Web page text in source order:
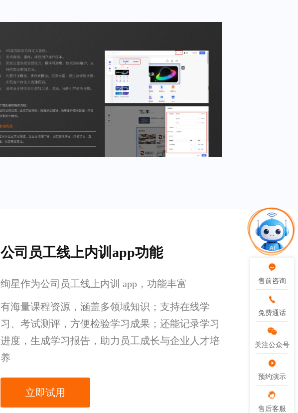
售前咨询
免费通话
关注公众号
预约演示
售后客服
公司员工线上内训app功能
绚星作为公司员工线上内训 app，功能丰富
有海量课程资源，涵盖多领域知识；支持在线学
习、考试测评，方便检验学习成果；还能记录学习
进度，生成学习报告，助力员工成长与企业人才培
养
立即试用
售前咨询
免费通话
关注公众号
预约演示
售后客服